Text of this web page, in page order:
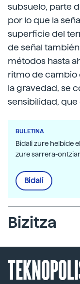
subsuelo, parte
por lo que la
superficie del
de señal
métodos hasta
ritmo de cambio
la gravedad, se
sensibilidad,
BULETINA
Bidali zure helbide
zure sarrera-
Bidali
Bizitza